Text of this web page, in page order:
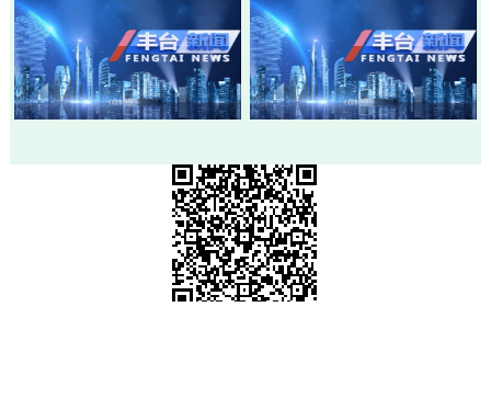
20260730-丰台新闻
20260728-丰台新闻